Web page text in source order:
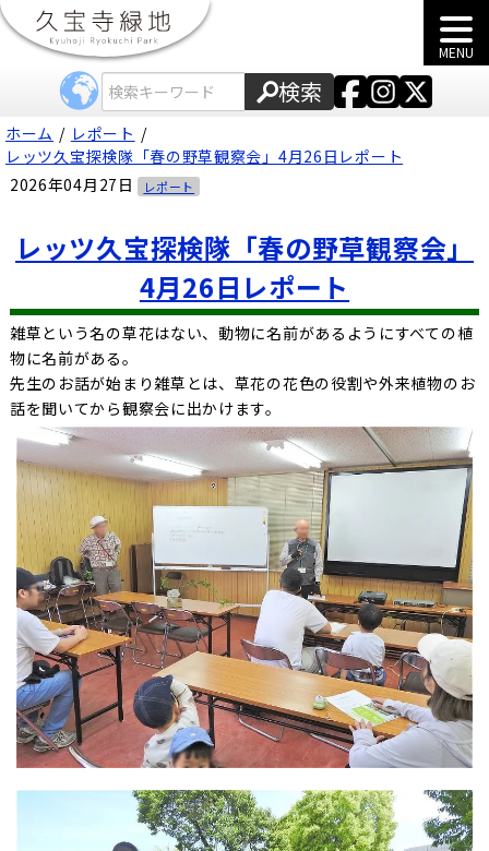
MENU
検索
ホーム
レポート
レッツ久宝探検隊「春の野草観察会」4月26日レポート
2026年04月27日
レポート
レッツ久宝探検隊「春の野草観察会」
4月26日レポート
雑草という名の草花はない、動物に名前があるようにすべての植
物に名前がある。
先生のお話が始まり雑草とは、草花の花色の役割や外来植物のお
話を聞いてから観察会に出かけます。